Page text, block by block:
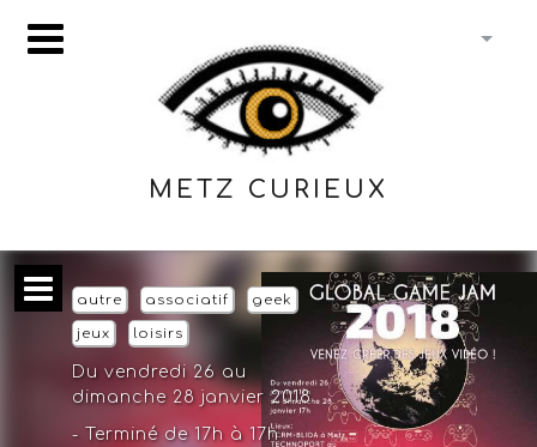
METZ CURIEUX
autre associatif geek
jeux loisirs
Du vendredi 26 au
dimanche 28 janvier 2018
- Terminé de 17h à 17h